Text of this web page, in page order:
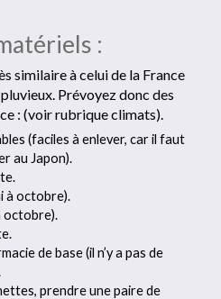
:
similaire à celui de la France
Prévoyez donc des
: (voir rubrique climats).
(faciles à enlever, car il faut
au Japon).
à octobre).
octobre).
de base (il n’y a pas de
prendre une paire de